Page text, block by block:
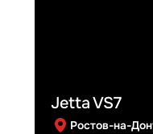
Jetta VS7
Ростов-на-